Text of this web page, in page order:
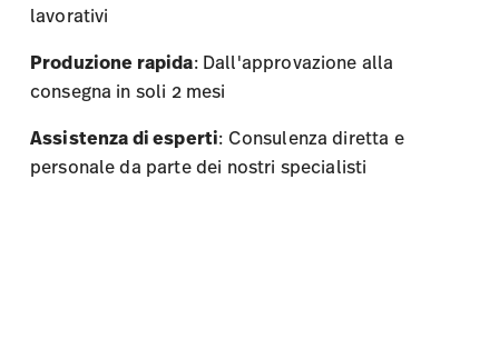
lavorativi
Produzione rapida: Dall'approvazione alla
consegna in soli 2 mesi
Assistenza di esperti: Consulenza diretta e
personale da parte dei nostri specialisti